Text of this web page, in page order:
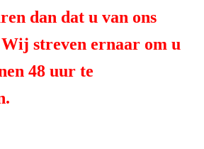
dan dat u van ons
Wij streven ernaar om u
48 uur te